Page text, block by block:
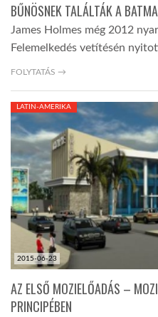
BŰNÖSNEK TALÁLTÁK A
James Holmes még 2012
Felemelkedés vetítésén
FOLYTATÁS →
2015-06-23
LATIN-AMERIKA
AZ ELSŐ MOZIELŐADÁS –
PRINCIPÉBEN